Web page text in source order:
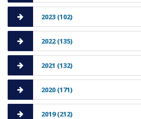
2023 (102)
2022 (135)
2021 (132)
2020 (171)
2019 (212)